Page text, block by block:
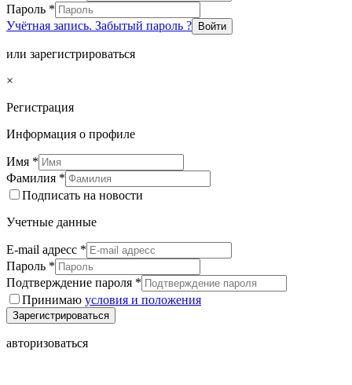
Пароль *
Учётная запись. Забытый пароль ?
Войти
или зарегистрироваться
×
Регистрация
Информация о профиле
Имя *
Фамилия *
Подписать на новости
Учетные данные
E-mail адресс *
Пароль *
Подтверждение пароля *
Принимаю условия и положения
Зарегистрироваться
авторизоваться